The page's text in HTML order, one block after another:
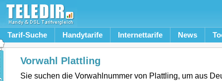
Tarif-Suche Handytarife Internettarife News
Vorwahl Plattling
Sie suchen die Vorwahlnummer von Plattling, um aus